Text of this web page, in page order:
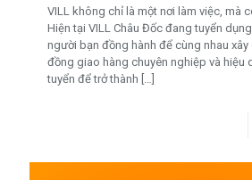
VILL không chỉ là một nơi làm việc, mà
Hiện tại VILL Châu Đốc đang tuyển
người bạn đồng hành để cùng nhau
đồng giao hàng chuyên nghiệp và hiệu
tuyển để trở thành